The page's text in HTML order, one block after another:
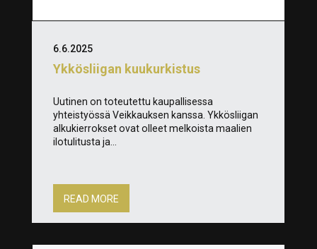
Ykkösliigan kuukurkistus
6.6.2025
Uutinen on toteutettu kaupallisessa
yhteistyössä Veikkauksen kanssa. Ykkösliigan
alkukierrokset ovat olleet melkoista maalien
ilotulitusta ja...
READ MORE